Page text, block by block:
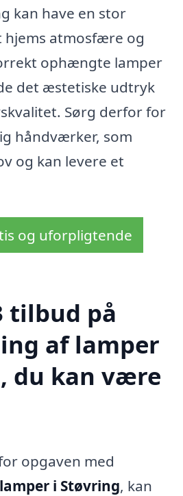
kan have en stor
hjems atmosfære og
ophængte lamper
det æstetiske udtryk
Sørg derfor for
håndværker, som
og kan levere et
og uforpligtende
tilbud på
af lamper
du kan være
opgaven med
i Støvring, kan